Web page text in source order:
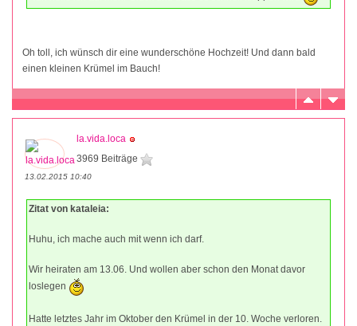
Oh toll, ich wünsch dir eine wunderschöne Hochzeit! Und dann bald
einen kleinen Krümel im Bauch!
la.vida.loca
3969 Beiträge
13.02.2015 10:40
Zitat von kataleia:
Huhu, ich mache auch mit wenn ich darf.
Wir heiraten am 13.06. Und wollen aber schon den Monat davor
loslegen
Hatte letztes Jahr im Oktober den Krümel in der 10. Woche verloren.